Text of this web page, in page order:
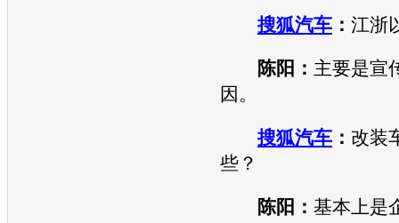
搜狐汽车 ： 江浙
陈阳： 主要是宣
因。
搜狐汽车 ： 改装
些？
陈阳： 基本上是